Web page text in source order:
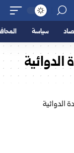
سياسة